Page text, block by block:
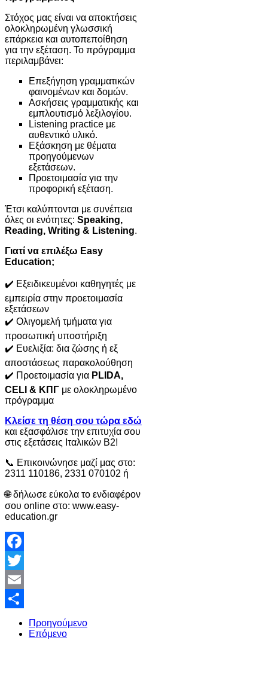
Στόχος μας είναι να αποκτήσεις
ολοκληρωμένη γλωσσική
επάρκεια και αυτοπεποίθηση
για την εξέταση. Το πρόγραμμα
περιλαμβάνει:
Επεξήγηση γραμματικών
φαινομένων και δομών.
Ασκήσεις γραμματικής και
εμπλουτισμό λεξιλογίου.
Listening practice με
αυθεντικό υλικό.
Εξάσκηση με θέματα
προηγούμενων
εξετάσεων.
Προετοιμασία για την
προφορική εξέταση.
Έτσι καλύπτονται με συνέπεια
όλες οι ενότητες: Speaking,
Reading, Writing & Listening.
Γιατί να επιλέξω Easy
Education;
✔️ Εξειδικευμένοι καθηγητές με
εμπειρία στην προετοιμασία
εξετάσεων
✔️ Ολιγομελή τμήματα για
προσωπική υποστήριξη
✔️ Ευελιξία: δια ζώσης ή εξ
αποστάσεως παρακολούθηση
✔️ Προετοιμασία για PLIDA,
CELI & ΚΠΓ με ολοκληρωμένο
πρόγραμμα
Κλείσε τη θέση σου τώρα εδώ
και εξασφάλισε την επιτυχία σου
στις εξετάσεις Ιταλικών Β2!
📞 Επικοινώνησε μαζί μας στο:
2311 110186, 2331 070102 ή
🌐 δήλωσε εύκολα το ενδιαφέρον
σου online στο: www.easy-
education.gr
Facebook
Twitter
Email
Share
Προηγούμενο
Επόμενο